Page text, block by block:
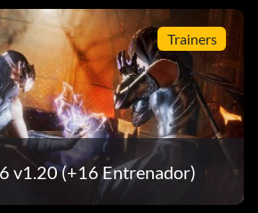
Trainers
v1.20 (+16 Entrenador)